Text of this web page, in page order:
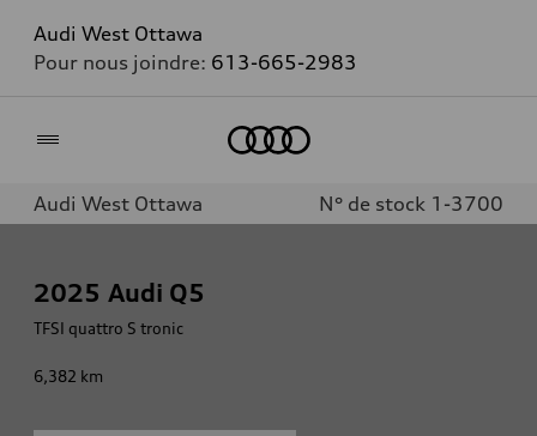
Audi West Ottawa
Pour nous joindre: 613-665-2983
Audi West Ottawa N° de stock 1-3700
2025 Audi Q5
TFSI quattro S tronic
6,382 km